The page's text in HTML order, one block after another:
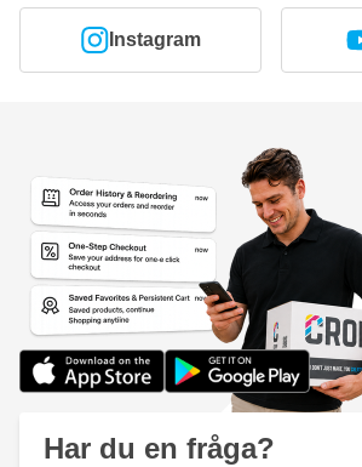
Instagram
Har du en fråga?